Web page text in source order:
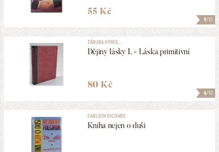
9/10
55 Kč
6/10
ZÁRUBA HYNEK, ...
Dějiny lásky I. - Láska primitivní
80 Kč
CARLSON RICHARD
Kniha nejen o duši